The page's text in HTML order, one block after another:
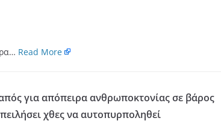
Read More
για απόπειρα ανθρωποκτονίας σε βάρος
χθες να αυτοπυρποληθεί